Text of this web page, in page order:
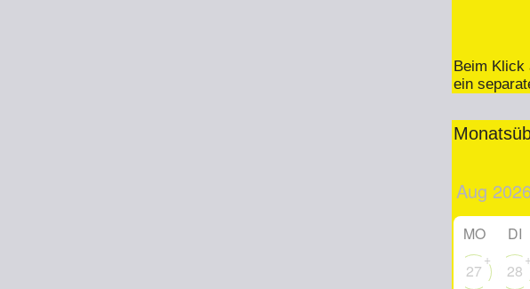
Beim Klick
ein
MO DI
27
+
28
+